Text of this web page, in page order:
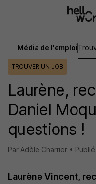
Média de l'emploi
TROUVER UN JOB
Laurène,
Daniel
questions !
Par Adèle Charrier •
Laurène Vincent,